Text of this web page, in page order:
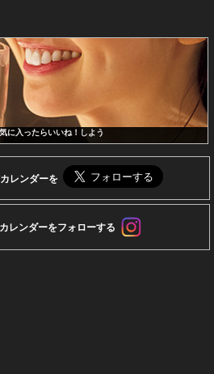
に入ったらいいね！しよう
レンダーを
レンダーをフォローする